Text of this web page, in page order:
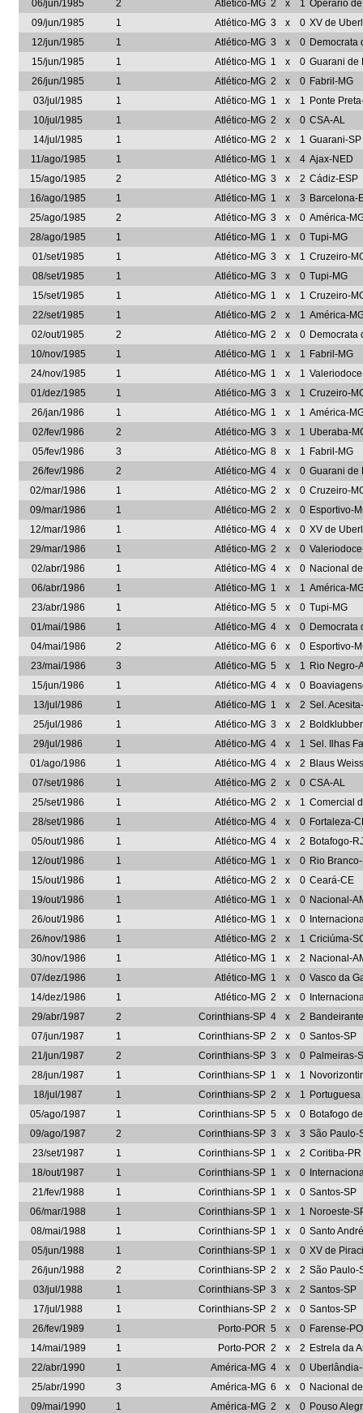
06/jun/1985 2 Atlético-MG 2 x 1 Operário
09/jun/1985
1 Atlético-MG 3 x 0 XV de
12/jun/1985
1 Atlético-MG 3 x 0 Democrata
15/jun/1985
1 Atlético-MG 1 x 0 Guarani de
26/jun/1985
1 Atlético-MG 2 x 0 Fabril-MG
03/jul/1985
1 Atlético-MG 1 x 1 Ponte
10/jul/1985
1 Atlético-MG 2 x 0 CSA-AL
14/jul/1985
1 Atlético-MG 2 x 1 Guarani-SP
11/ago/1985
1 Atlético-MG 1 x 4 Ajax-NED
15/ago/1985
2 Atlético-MG 3 x 2 Cádiz-ESP
16/ago/1985
1 Atlético-MG 1 x 3 Barcelona-
25/ago/1985
2 Atlético-MG 3 x 0 América-
28/ago/1985
1 Atlético-MG 1 x 0 Tupi-MG
01/set/1985
1 Atlético-MG 3 x 1 Cruzeiro-
08/set/1985
1 Atlético-MG 3 x 0 Tupi-MG
15/set/1985
1 Atlético-MG 1 x 1 Cruzeiro-
22/set/1985
1 Atlético-MG 2 x 1 América-
02/out/1985
2 Atlético-MG 2 x 0 Democrata
10/nov/1985
1 Atlético-MG 1 x 1 Fabril-MG
24/nov/1985
1 Atlético-MG 1 x 1
01/dez/1985
1 Atlético-MG 3 x 1 Cruzeiro-
26/jan/1986
1 Atlético-MG 1 x 1 América-
02/fev/1986
2 Atlético-MG 3 x 1 Uberaba-
05/fev/1986
3 Atlético-MG 8 x 1 Fabril-MG
26/fev/1986
2 Atlético-MG 4 x 0 Guarani de
02/mar/1986
1 Atlético-MG 2 x 0 Cruzeiro-
09/mar/1986
1 Atlético-MG 2 x 0 Esportivo-
12/mar/1986
1 Atlético-MG 4 x 0 XV de
29/mar/1986
1 Atlético-MG 2 x 0
02/abr/1986
1 Atlético-MG 4 x 0 Nacional
06/abr/1986
1 Atlético-MG 1 x 1 América-
23/abr/1986
1 Atlético-MG 5 x 0 Tupi-MG
01/mai/1986
1 Atlético-MG 4 x 0 Democrata
04/mai/1986
2 Atlético-MG 6 x 0 Esportivo-
23/mai/1986
3 Atlético-MG 5 x 1 Rio Negro-
15/jun/1986
1 Atlético-MG 4 x 0
13/jul/1986
1 Atlético-MG 1 x 2 Sel.
25/jul/1986
1 Atlético-MG 3 x 2
29/jul/1986
1 Atlético-MG 4 x 1 Sel. Ilhas
01/ago/1986
1 Atlético-MG 4 x 2 Blaus
07/set/1986
1 Atlético-MG 2 x 0 CSA-AL
25/set/1986
1 Atlético-MG 2 x 1 Comercial
28/set/1986
1 Atlético-MG 4 x 0 Fortaleza-
05/out/1986
1 Atlético-MG 4 x 2 Botafogo-
12/out/1986
1 Atlético-MG 1 x 0 Rio
15/out/1986
1 Atlético-MG 2 x 0 Ceará-CE
19/out/1986
1 Atlético-MG 1 x 0 Nacional-
26/out/1986
1 Atlético-MG 1 x 0
26/nov/1986
1 Atlético-MG 2 x 1 Criciúma-
30/nov/1986
1 Atlético-MG 1 x 2 Nacional-
07/dez/1986
1 Atlético-MG 1 x 0 Vasco da
14/dez/1986
1 Atlético-MG 2 x 0
29/abr/1987
2 Corinthians-SP 4 x 2
07/jun/1987
1 Corinthians-SP 2 x 0 Santos-SP
21/jun/1987
2 Corinthians-SP 3 x 0 Palmeiras-
28/jun/1987
1 Corinthians-SP 1 x 1
18/jul/1987
1 Corinthians-SP 2 x 1
05/ago/1987
1 Corinthians-SP 5 x 0 Botafogo
09/ago/1987
2 Corinthians-SP 3 x 3 São Paulo-
23/set/1987
1 Corinthians-SP 1 x 2 Coritiba-PR
18/out/1987
1 Corinthians-SP 1 x 0
21/fev/1988
1 Corinthians-SP 1 x 0 Santos-SP
06/mar/1988
1 Corinthians-SP 1 x 1 Noroeste-
08/mai/1988
1 Corinthians-SP 1 x 0 Santo
05/jun/1988
1 Corinthians-SP 1 x 0 XV de
26/jun/1988
2 Corinthians-SP 2 x 2 São Paulo-
03/jul/1988
1 Corinthians-SP 3 x 2 Santos-SP
17/jul/1988
1 Corinthians-SP 2 x 0 Santos-SP
26/fev/1989
1 Porto-POR 5 x 0 Farense-
14/mai/1989
1 Porto-POR 2 x 2 Estrela da
22/abr/1990
1 América-MG 4 x 0
25/abr/1990
3 América-MG 6 x 0 Nacional
09/mai/1990
1 América-MG 2 x 0 Pouso